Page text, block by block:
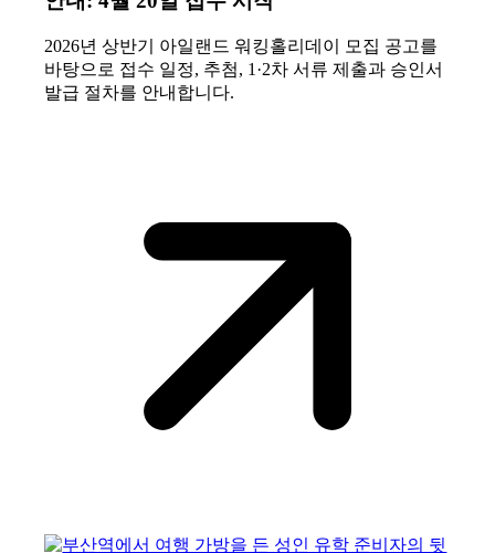
2026년 상반기 아일랜드 워킹홀리데이 모집 공고를
바탕으로 접수 일정, 추첨, 1·2차 서류 제출과 승인서
발급 절차를 안내합니다.